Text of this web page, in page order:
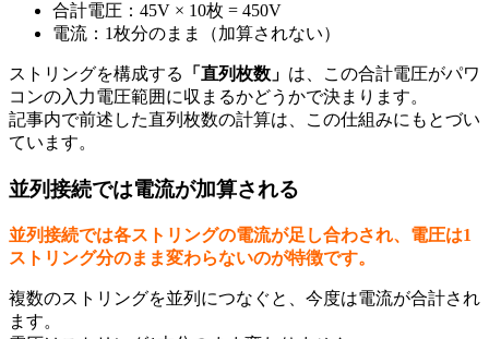
合計電圧：45V × 10枚 = 450V
電流：1枚分のまま（加算されない）
ストリングを構成する 「直列枚数」 は、この合計電圧がパワ
コンの入力電圧範囲に収まるかどうかで決まります。
記事内で前述した直列枚数の計算は、この仕組みにもとづい
ています。
並列接続では電流が加算される
並列接続では各ストリングの電流が足し合わされ、電圧は1
ストリング分のまま変わらないのが特徴です。
複数のストリングを並列につなぐと、今度は電流が合計され
ます。